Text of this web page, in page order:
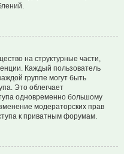
на структурные части,
Каждый пользователь
группе могут быть
Это облегчает
одновременно большому
модераторских прав
к приватным форумам.